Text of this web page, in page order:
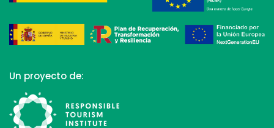
Un proyecto de: